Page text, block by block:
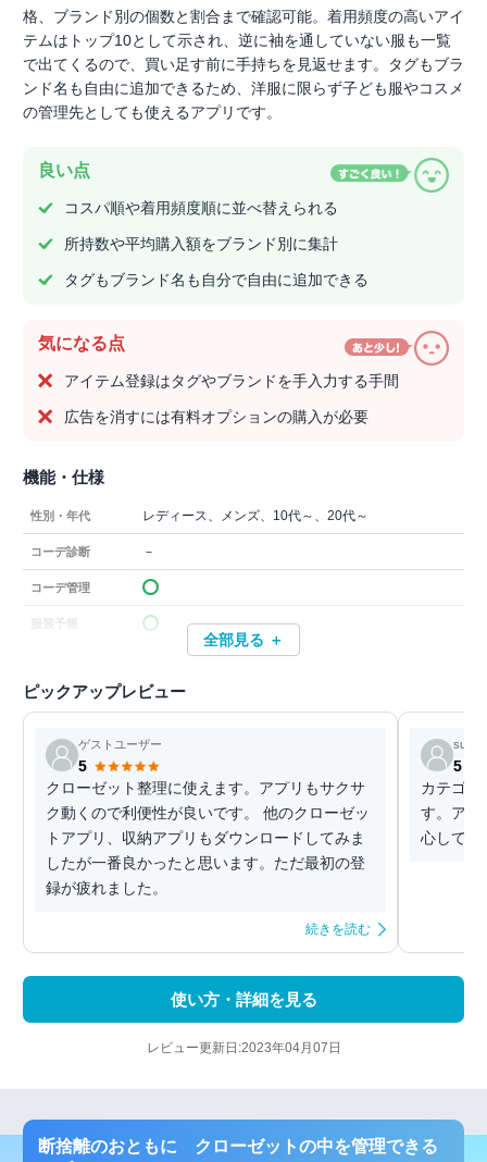
格、ブランド別の個数と割合まで確認可能。着用頻度の高いアイ
テムはトップ10として示され、逆に袖を通していない服も一覧
で出てくるので、買い足す前に手持ちを見返せます。タグもブラ
ンド名も自由に追加できるため、洋服に限らず子ども服やコスメ
の管理先としても使えるアプリです。
良い点
コスパ順や着用頻度順に並べ替えられる
所持数や平均購入額をブランド別に集計
タグもブランド名も自分で自由に追加できる
気になる点
アイテム登録はタグやブランドを手入力する手間
広告を消すには有料オプションの購入が必要
機能・仕様
性別・年代 レディース、メンズ、10代～、20代～
コーデ診断 －
コーデ管理
服装予報
全部見る ＋
ピックアップレビュー
ゲストユーザー
5
クローゼット整理に使えます。アプリもサクサ
ク動くので利便性が良いです。 他のクローゼッ
トアプリ、収納アプリもダウンロードしてみま
したが一番良かったと思います。ただ最初の登
録が疲れました。
続きを読む
5
カテゴリ
す。アッ
心して使
使い方・詳細を見る
レビュー更新日:2023年04月07日
断捨離のおともに クローゼットの中を管理できる